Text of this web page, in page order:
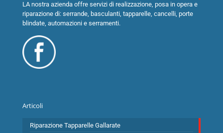
LA nostra azienda offre servizi di realizzazione, posa in opera e
riparazione di: serrande, basculanti, tapparelle, cancelli, porte
blindate, automazioni e serramenti.
Articoli
Riparazione Tapparelle Gallarate